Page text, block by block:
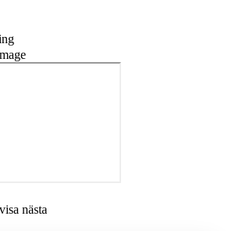
nästa